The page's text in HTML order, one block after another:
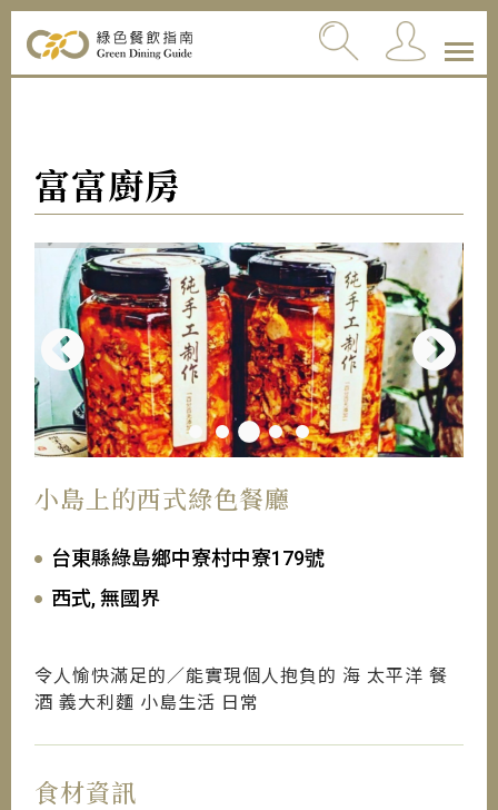
富富廚房
小島上的西式綠色餐廳
台東縣綠島鄉中寮村中寮179號
西式, 無國界
令人愉快滿足的／能實現個人抱負的 海 太平洋 餐
酒 義大利麵 小島生活 日常
食材資訊